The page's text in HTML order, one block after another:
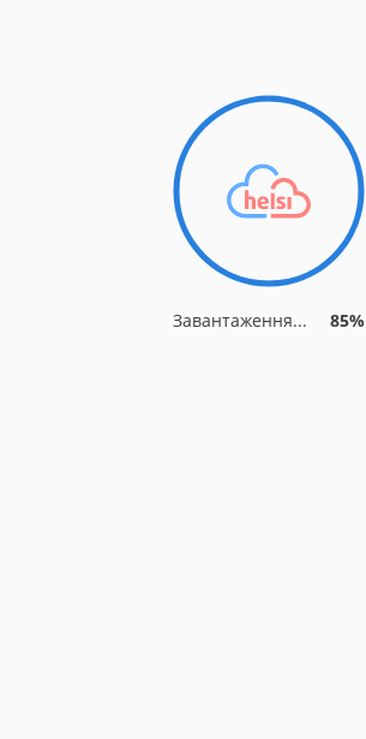
Завантаження... 85%